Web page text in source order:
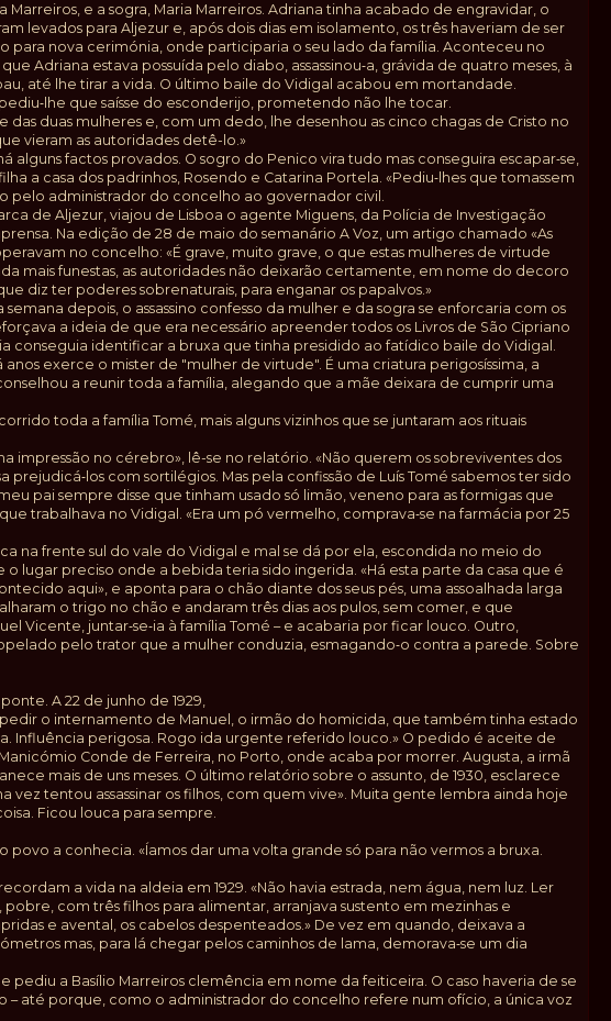
e a sogra, Maria Marreiros. Adriana tinha acabado de engravidar, o
levados para Aljezur e, após dois dias em isolamento, os três haveriam de ser
para nova cerimónia, onde participaria o seu lado da família. Aconteceu no
Adriana estava possuída pelo diabo, assassinou‑a, grávida de quatro meses, à
até lhe tirar a vida. O último baile do Vidigal acabou em mortandade.
que saísse do esconderijo, prometendo não lhe tocar.
duas mulheres e, com um dedo, lhe desenhou as cinco chagas de Cristo no
vieram as autoridades detê-lo.»
factos provados. O sogro do Penico vira tudo mas conseguira escapar‑se,
a casa dos padrinhos, Rosendo e Catarina Portela. «Pediu‑lhes que tomassem
pelo administrador do concelho ao governador civil.
de Aljezur, viajou de Lisboa o agente Miguens, da Polícia de Investigação
Na edição de 28 de maio do semanário A Voz, um artigo chamado «As
no concelho: «É grave, muito grave, o que estas mulheres de virtude
mais funestas, as autoridades não deixarão certamente, em nome do decoro
diz ter poderes sobrenaturais, para enganar os papalvos.»
depois, o assassino confesso da mulher e da sogra se enforcaria com os
a ideia de que era necessário apreender todos os Livros de São Cipriano
conseguia identificar a bruxa que tinha presidido ao fatídico baile do Vidigal.
exerce o mister de "mulher de virtude". É uma criatura perigosíssima, a
a reunir toda a família, alegando que a mãe deixara de cumprir uma
toda a família Tomé, mais alguns vizinhos que se juntaram aos rituais
impressão no cérebro», lê-se no relatório. «Não querem os sobreviventes dos
com sortilégios. Mas pela confissão de Luís Tomé sabemos ter sido
pai sempre disse que tinham usado só limão, veneno para as formigas que
trabalhava no Vidigal. «Era um pó vermelho, comprava‑se na farmácia por 25
na frente sul do vale do Vidigal e mal se dá por ela, escondida no meio do
lugar preciso onde a bebida teria sido ingerida. «Há esta parte da casa que é
aqui», e aponta para o chão diante dos seus pés, uma assoalhada larga
o trigo no chão e andaram três dias aos pulos, sem comer, e que
Vicente, juntar‑se‑ia à família Tomé – e acabaria por ficar louco. Outro,
pelo trator que a mulher conduzia, esmagando‑o contra a parede. Sobre
A 22 de junho de 1929,
o internamento de Manuel, o irmão do homicida, que também tinha estado
Influência perigosa. Rogo ida urgente referido louco.» O pedido é aceite de
Conde de Ferreira, no Porto, onde acaba por morrer. Augusta, a irmã
mais de uns meses. O último relatório sobre o assunto, de 1930, esclarece
tentou assassinar os filhos, com quem vive». Muita gente lembra ainda hoje
Ficou louca para sempre.
povo a conhecia. «Íamos dar uma volta grande só para não vermos a bruxa.
a vida na aldeia em 1929. «Não havia estrada, nem água, nem luz. Ler
com três filhos para alimentar, arranjava sustento em mezinhas e
e avental, os cabelos despenteados.» De vez em quando, deixava a
mas, para lá chegar pelos caminhos de lama, demorava‑se um dia
pediu a Basílio Marreiros clemência em nome da feiticeira. O caso haveria de se
– até porque, como o administrador do concelho refere num ofício, a única voz